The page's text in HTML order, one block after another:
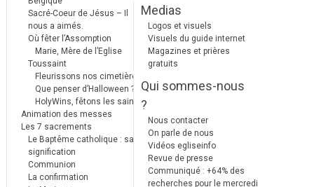
Sacré-Coeur de Jésus – Il
nous a aimés.
Où fêter l’Assomption
Marie, Mère de l’Eglise
Toussaint
Fleurissons nos cimetières
Que penser d’Halloween ?
HolyWins, fêtons les saints !
Animation des messes
Les 7 sacrements
Le Baptême catholique : sa
signification
Communion
La confirmation
Medias
Logos et visuels
Visuels du guide internet
Magazines et prières
gratuits
Qui sommes-nous
?
Nous contacter
On parle de nous
Vidéos egliseinfo
Revue de presse
Communiqué : +64% des
recherches pour le mercredi